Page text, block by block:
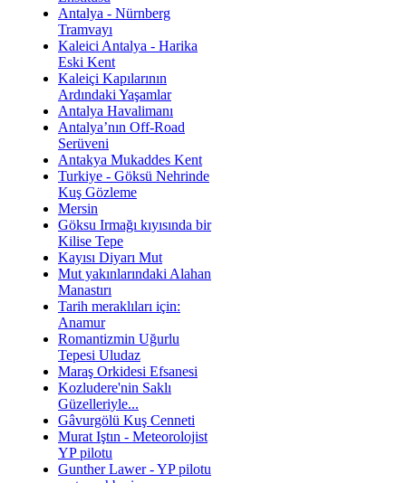
Antalya - Nürnberg
Tramvayı
Kaleici Antalya - Harika
Eski Kent
Kaleiçi Kapılarının
Ardındaki Yaşamlar
Antalya Havalimanı
Antalya’nın Off-Road
Serüveni
Antakya Mukaddes Kent
Turkiye - Göksü Nehrinde
Kuş Gözleme
Mersin
Göksu Irmağı kıyısında bir
Kilise Tepe
Kayısı Diyarı Mut
Mut yakınlarındaki Alahan
Manastırı
Tarih meraklıları için:
Anamur
Romantizmin Uğurlu
Tepesi Uludaz
Maraş Orkidesi Efsanesi
Kozludere'nin Saklı
Güzelleriyle...
Gâvurgölü Kuş Cenneti
Murat Iştın - Meteorolojist
YP pilotu
Gunther Lawer - YP pilotu